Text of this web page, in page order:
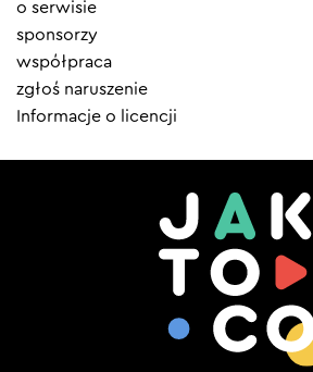
o serwisie
sponsorzy
współpraca
zgłoś naruszenie
Informacje o licencji